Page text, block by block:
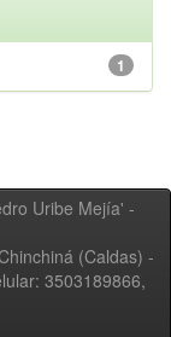
1
Uribe Mejía' -
(Caldas) -
3503189866,